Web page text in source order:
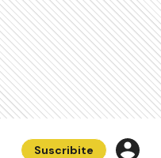
Suscribite